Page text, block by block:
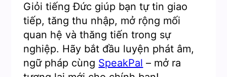
Giỏi tiếng Đức giúp bạn tự tin giao
tiếp, tăng thu nhập, mở rộng mối
quan hệ và thăng tiến trong sự
nghiệp. Hãy bắt đầu luyện phát âm,
ngữ pháp cùng SpeakPal – mở ra